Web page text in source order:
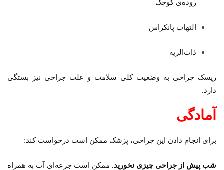
روده‌ی کوچک
التهاب پانکراس
ذات‌الریه
ریسک جراحی به وضعیت کلی سلامت و علت جراحی نیز بستگی
دارد.
آمادگی
برای انجام دادن این جراحی، پزشک ممکن است درخواست کند:
شب پیش از جراحی چیزی نخورید. ممکن است جرعه‌ای آب به همراه